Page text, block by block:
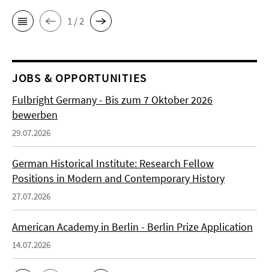
1 / 2
JOBS & OPPORTUNITIES
Fulbright Germany - Bis zum 7 Oktober 2026
bewerben
29.07.2026
German Historical Institute: Research Fellow
Positions in Modern and Contemporary History
27.07.2026
American Academy in Berlin - Berlin Prize Application
14.07.2026